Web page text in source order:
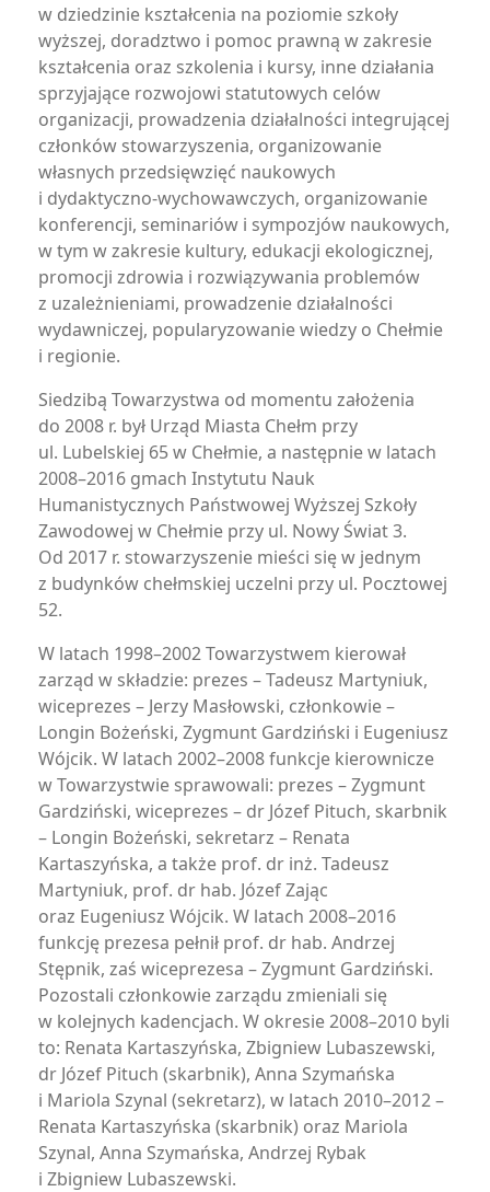
w dziedzinie kształcenia na poziomie szkoły
wyższej, doradztwo i pomoc prawną w zakresie
kształcenia oraz szkolenia i kursy, inne działania
sprzyjające rozwojowi statutowych celów
organizacji, prowadzenia działalności integrującej
członków stowarzyszenia, organizowanie
własnych przedsięwzięć naukowych
i dydaktyczno-wychowawczych, organizowanie
konferencji, seminariów i sympozjów naukowych,
w tym w zakresie kultury, edukacji ekologicznej,
promocji zdrowia i rozwiązywania problemów
z uzależnieniami, prowadzenie działalności
wydawniczej, popularyzowanie wiedzy o Chełmie
i regionie.
Siedzibą Towarzystwa od momentu założenia
do 2008 r. był Urząd Miasta Chełm przy
ul. Lubelskiej 65 w Chełmie, a następnie w latach
2008–2016 gmach Instytutu Nauk
Humanistycznych Państwowej Wyższej Szkoły
Zawodowej w Chełmie przy ul. Nowy Świat 3.
Od 2017 r. stowarzyszenie mieści się w jednym
z budynków chełmskiej uczelni przy ul. Pocztowej
52.
W latach 1998–2002 Towarzystwem kierował
zarząd w składzie: prezes – Tadeusz Martyniuk,
wiceprezes – Jerzy Masłowski, członkowie –
Longin Bożeński, Zygmunt Gardziński i Eugeniusz
Wójcik. W latach 2002–2008 funkcje kierownicze
w Towarzystwie sprawowali: prezes – Zygmunt
Gardziński, wiceprezes – dr Józef Pituch, skarbnik
– Longin Bożeński, sekretarz – Renata
Kartaszyńska, a także prof. dr inż. Tadeusz
Martyniuk, prof. dr hab. Józef Zając
oraz Eugeniusz Wójcik. W latach 2008–2016
funkcję prezesa pełnił prof. dr hab. Andrzej
Stępnik, zaś wiceprezesa – Zygmunt Gardziński.
Pozostali członkowie zarządu zmieniali się
w kolejnych kadencjach. W okresie 2008–2010 byli
to: Renata Kartaszyńska, Zbigniew Lubaszewski,
dr Józef Pituch (skarbnik), Anna Szymańska
i Mariola Szynal (sekretarz), w latach 2010–2012 –
Renata Kartaszyńska (skarbnik) oraz Mariola
Szynal, Anna Szymańska, Andrzej Rybak
i Zbigniew Lubaszewski.